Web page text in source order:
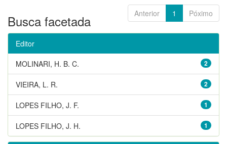
Anterior 1 Póximo
Busca facetada
Editor
2
MOLINARI, H. B. C.
2
VIEIRA, L. R.
1
LOPES FILHO, J. F.
1
LOPES FILHO, J. H.